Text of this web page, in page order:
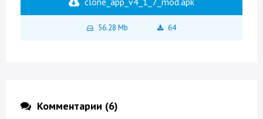
56.28 Mb 64
Комментарии (6)